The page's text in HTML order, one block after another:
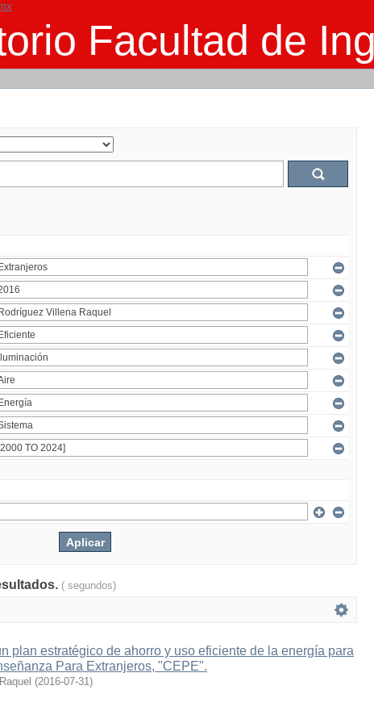
Facultad de
( segundos)
plan estratégico de ahorro y uso eficiente de la energía para
Para Extranjeros, "CEPE".
(2016-07-31)